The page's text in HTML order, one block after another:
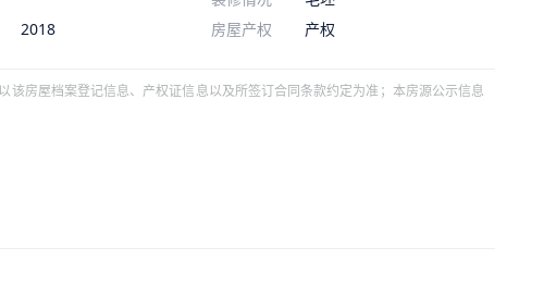
2018 房屋产权 产权
该房屋档案登记信息、产权证信息以及所签订合同条款约定为准；本房源公示信息